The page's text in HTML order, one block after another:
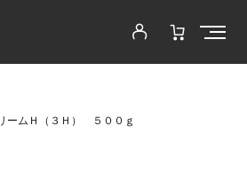
ームＨ（３Ｈ） ５００ｇ